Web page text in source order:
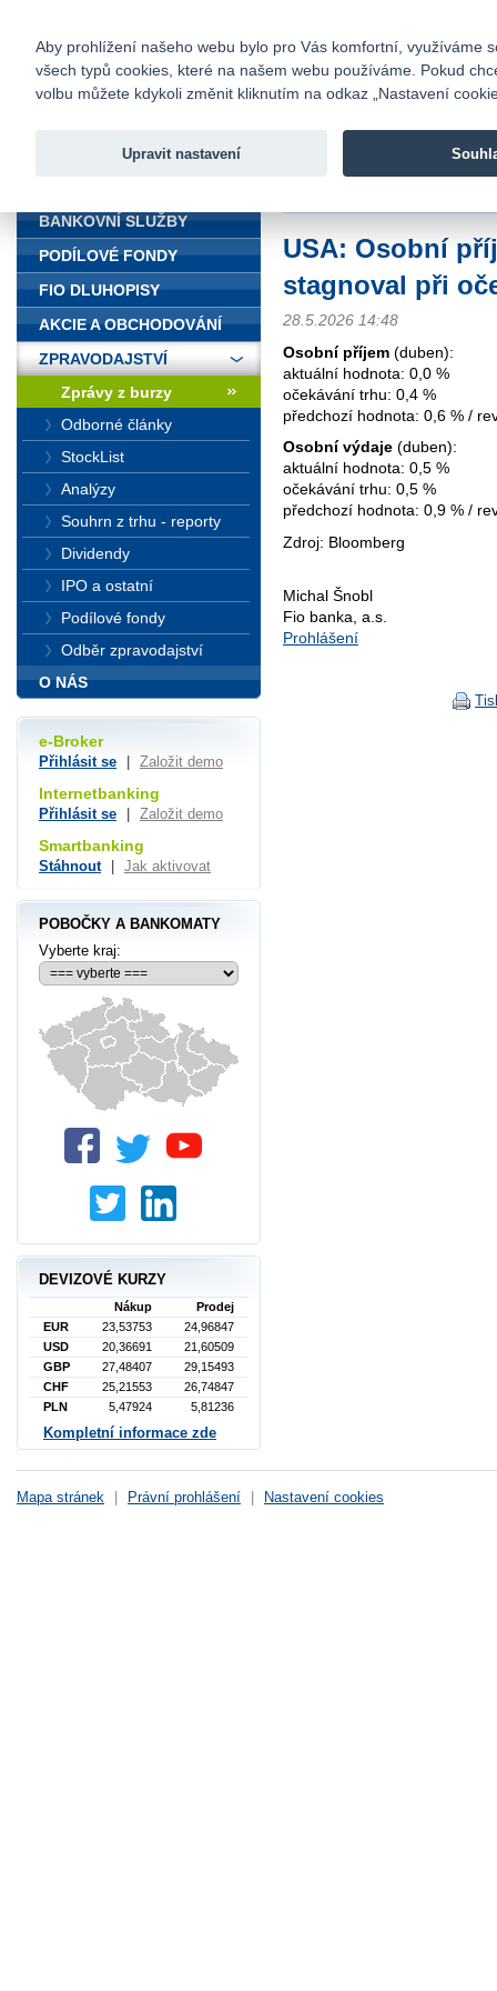
Fio banka
Fio banka
USA: Osobní
stagnoval při
28.5.2026 14:48
Osobní příjem (duben):
aktuální hodnota: 0,0 %
očekávání trhu: 0,4 %
předchozí hodnota: 0,6 % /
Osobní výdaje (duben):
aktuální hodnota: 0,5 %
očekávání trhu: 0,5 %
předchozí hodnota: 0,9 % /
Zdroj: Bloomberg
Michal Šnobl
Fio banka, a.s.
Prohlášení
BANKOVNÍ SLUŽBY
PODÍLOVÉ FONDY
FIO DLUHOPISY
AKCIE A OBCHODOVÁNÍ
ZPRAVODAJSTVÍ
Zprávy z burzy
Odborné články
StockList
Analýzy
Souhrn z trhu - reporty
Dividendy
IPO a ostatní
Podílové fondy
Odběr zpravodajství
O NÁS
e-Broker
Přihlásit se Založit demo
Internetbanking
Přihlásit se Založit demo
Smartbanking
Stáhnout Jak aktivovat
POBOČKY A BANKOMATY
Vyberte kraj:
DEVIZOVÉ KURZY
Nákup
Prodej
EUR
23,53753
24,96847
USD
20,36691
21,60509
GBP
27,48407
29,15493
CHF
25,21553
26,74847
PLN
5,47924 5,81236
Kompletní informace zde
Mapa stránek Právní prohlášení Nastavení cookies
Aby prohlížení našeho webu bylo pro Vás komfortní, využíváme
všech typů cookies, které na našem webu používáme. Pokud
volbu můžete kdykoli změnit kliknutím na odkaz „Nastavení
Upravit nastavení